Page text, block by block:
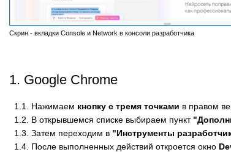
Скрин - вкладки Console и Network в консоли разработчика
1. Google Chrome
1.1. Нажимаем кнопку с тремя точками в правом
1.2. В открывшемся списке выбираем пункт
1.3. Затем переходим в "Инструменты
1.4. После выполненных действий откроется окно